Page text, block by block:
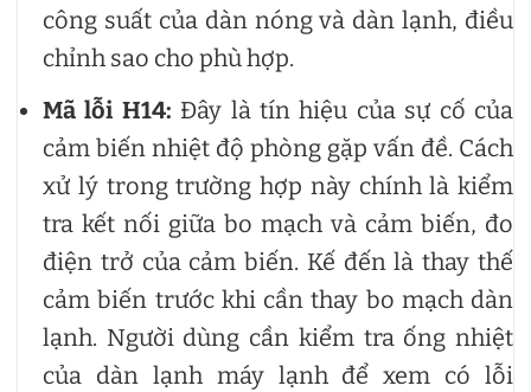
công suất của dàn nóng và dàn lạnh, điều
chỉnh sao cho phù hợp.
Mã lỗi H14: Đây là tín hiệu của sự cố của
cảm biến nhiệt độ phòng gặp vấn đề. Cách
xử lý trong trường hợp này chính là kiểm
tra kết nối giữa bo mạch và cảm biến, đo
điện trở của cảm biến. Kế đến là thay thế
cảm biến trước khi cần thay bo mạch dàn
lạnh. Người dùng cần kiểm tra ống nhiệt
của dàn lạnh máy lạnh để xem có lỗi